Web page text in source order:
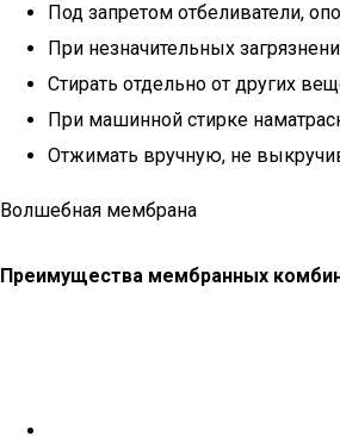
Под запретом отбеливатели,
При незначительных
Стирать отдельно от других
При машинной стирке
Отжимать вручную, не
Волшебная мембрана
Преимущества мембранных